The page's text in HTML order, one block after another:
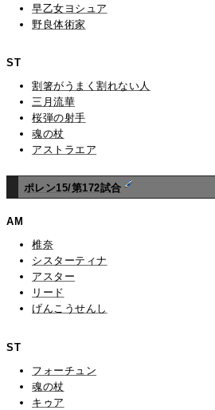
早乙女ヨシュア
野良体術家
ST
割箸がうまく割れない人
三月流華
桜弾の射手
魂の杖
アストラエア
ポレン15/第172試合
AM
椎奈
シスターティナ
アスター
リード
げんこうせんし
ST
フォーチュン
魂の杖
キゥア